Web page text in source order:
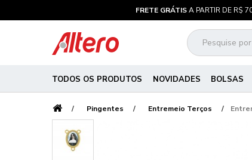
FRETE GRÁTISA PARTIR DE R$
TODOS OS PRODUTOS NOVIDADES BOLSAS
Pingentes Entremeio Terços